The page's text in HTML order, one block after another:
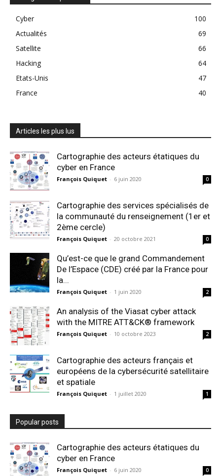
Cyber
100
Actualités
69
Satellite
66
Hacking
64
Etats-Unis
47
France
40
Articles les plus lus
Cartographie des acteurs étatiques du
cyber en France
François Quiquet - 6 juin 2020 0
Cartographie des services spécialisés de
la communauté du renseignement (1er et
2ème cercle)
François Quiquet - 20 octobre 2021 0
Qu’est-ce que le grand Commandement
De l’Espace (CDE) créé par la France pour
la...
François Quiquet - 1 juin 2020 2
An analysis of the Viasat cyber attack
with the MITRE ATT&CK® framework
François Quiquet - 10 octobre 2023 2
Cartographie des acteurs français et
européens de la cybersécurité satellitaire
et spatiale
François Quiquet - 1 juillet 2020 1
Popular posts
Cartographie des acteurs étatiques du
cyber en France
François Quiquet - 6 juin 2020 0